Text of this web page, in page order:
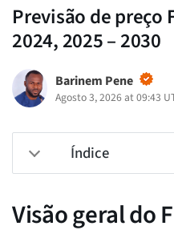
Previsão de preço
2024, 2025 – 2030
Barinem Pene
Agosto 3, 2026 at 09:43
Índice
Visão geral do